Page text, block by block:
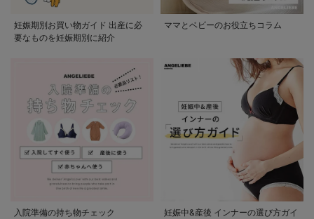
妊娠期別お買い物ガイド 出産に必
要なものを妊娠期別に紹介
ママとベビーのお役立ちコラム
入院準備の持ち物チェック
妊娠中&産後 インナーの選び方ガイ